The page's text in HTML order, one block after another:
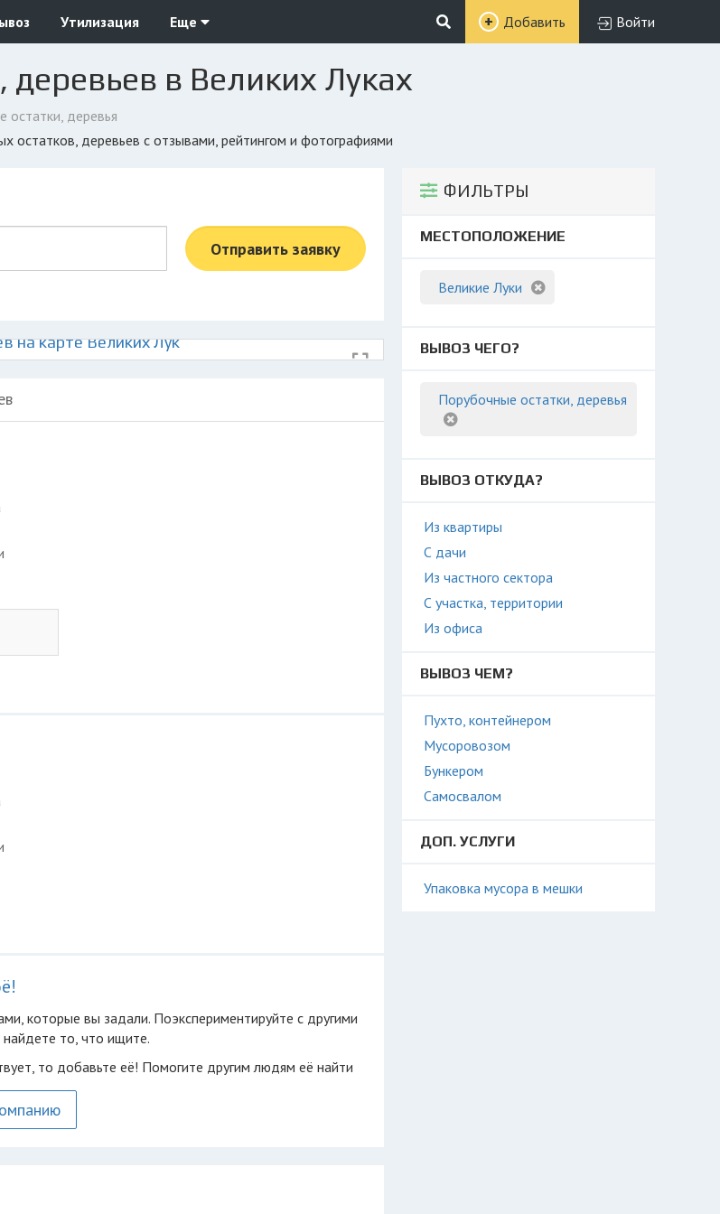
Утилизация Еще Добавить Войти
в Великих Луках
остатки, деревья
остатков, деревьев с отзывами, рейтингом и фотографиями
ФИЛЬТРЫ
МЕСТОПОЛОЖЕНИЕ
Великие Луки
ВЫВОЗ ЧЕГО?
Порубочные остатки, деревья
ВЫВОЗ ОТКУДА?
Из квартиры
С дачи
Из частного сектора
С участка, территории
Из офиса
ВЫВОЗ ЧЕМ?
Пухто, контейнером
Мусоровозом
Бункером
Самосвалом
ДОП. УСЛУГИ
Упаковка мусора в мешки
Отправить заявку
на карте Великих Лук
которые вы задали. Поэкспериментируйте с другими
то, что ищите.
то добавьте её! Помогите другим людям её найти